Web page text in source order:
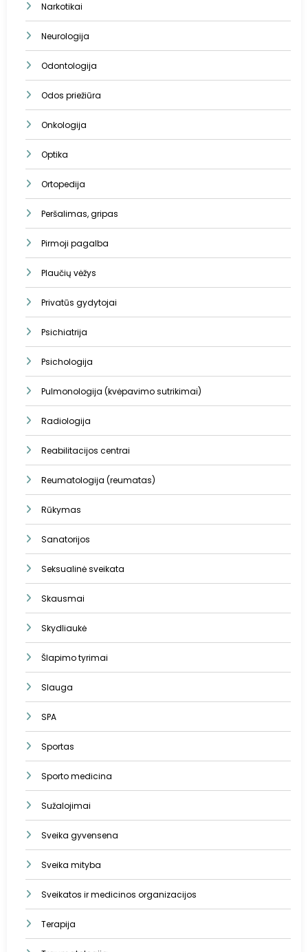
Narkotikai
Neurologija
Odontologija
Odos priežiūra
Onkologija
Optika
Ortopedija
Peršalimas, gripas
Pirmoji pagalba
Plaučių vėžys
Privatūs gydytojai
Psichiatrija
Psichologija
Pulmonologija (kvėpavimo sutrikimai)
Radiologija
Reabilitacijos centrai
Reumatologija (reumatas)
Rūkymas
Sanatorijos
Seksualinė sveikata
Skausmai
Skydliaukė
Šlapimo tyrimai
Slauga
SPA
Sportas
Sporto medicina
Sužalojimai
Sveika gyvensena
Sveika mityba
Sveikatos ir medicinos organizacijos
Terapija